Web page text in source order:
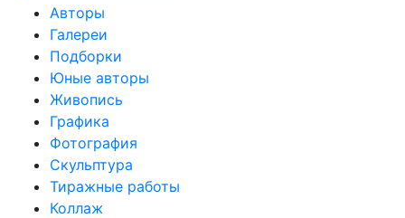
Авторы
Галереи
Подборки
Юные авторы
Живопись
Графика
Фотография
Скульптура
Тиражные работы
Коллаж